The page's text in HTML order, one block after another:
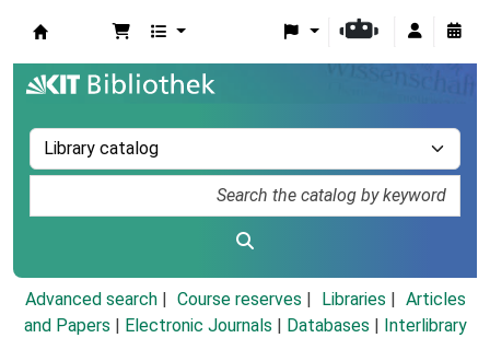
Advanced search Course reserves Libraries
Articles
and Papers
Electronic Journals Databases
Interlibrary